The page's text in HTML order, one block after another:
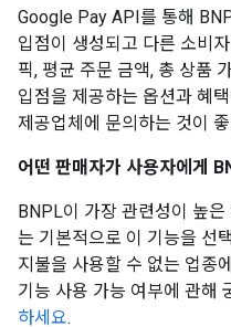
Google Pay API를 통해
입점이 생성되고 다른 소비
픽, 평균 주문 금액, 총 상품
입점을 제공하는 옵션과 혜
제공업체에 문의하는 것이
어떤 판매자가 사용자에게
BNPL이 가장 관련성이 높
는 기본적으로 이 기능을 선
지불을 사용할 수 없는 업종
기능 사용 가능 여부에 관해
하세요.